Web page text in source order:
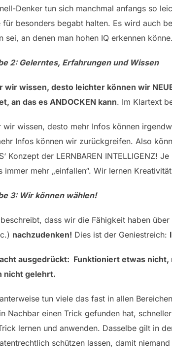
Denker tun sich manchmal anfangs so
für besonders begabt halten. Es wird auch
sei, an denen man hohen IQ erkennen könne.
2: Gelerntes, Erfahrungen und Wissen
wir wissen, desto leichter können wir
an das es ANDOCKEN kann. Im Klartext
wir wissen, desto mehr Infos können
Infos können wir zurückgreifen. Also
Konzept der LERNBAREN INTELLIGENZ!
immer mehr „einfallen“. Wir lernen
3: Wir können wählen!
dass wir die Fähigkeit haben über
nachzudenken! Dies ist der Geniestreich:
ausgedrückt: Funktioniert etwas nicht,
nicht gelehrt.
tun viele das fast in allen
Nachbar einen Trick gefunden hat,
lernen und anwenden. Dasselbe gilt in
schützen lassen, damit